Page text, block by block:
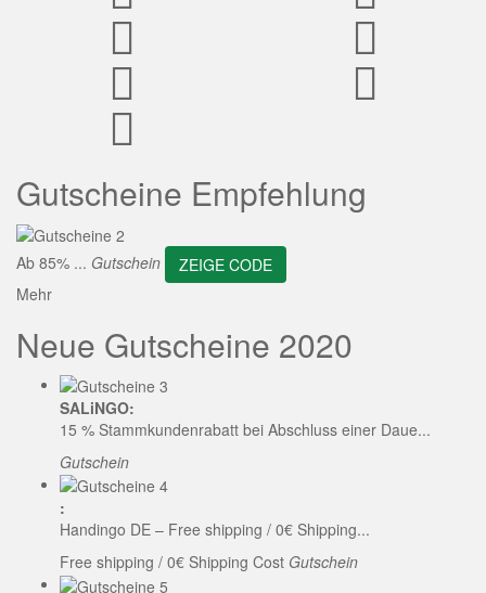
Gutscheine Empfehlung
Ab 85% ... Gutschein
ZEIGE CODE
Mehr
Neue Gutscheine 2020
SALiNGO:
15 % Stammkundenrabatt bei Abschluss einer Daue...
Gutschein
:
Handingo DE – Free shipping / 0€ Shipping...
Free shipping / 0€ Shipping Cost Gutschein